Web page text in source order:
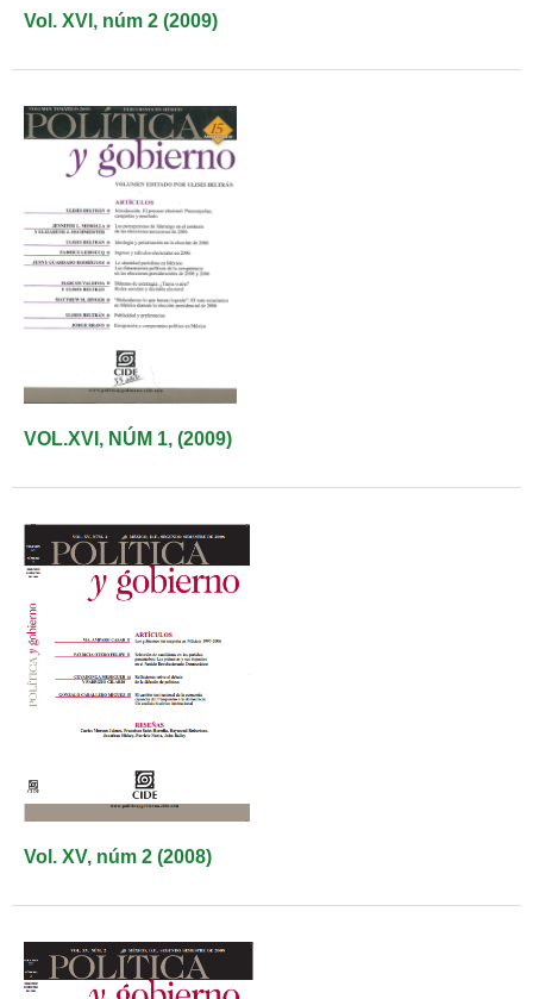
Vol. XVI, núm 2 (2009)
VOL.XVI, NÚM 1, (2009)
Vol. XV, núm 2 (2008)